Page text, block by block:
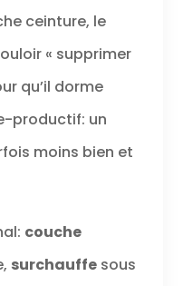
ceinture, le
« supprimer
qu’il dorme
productif: un
moins bien et
couche
surchauffesous